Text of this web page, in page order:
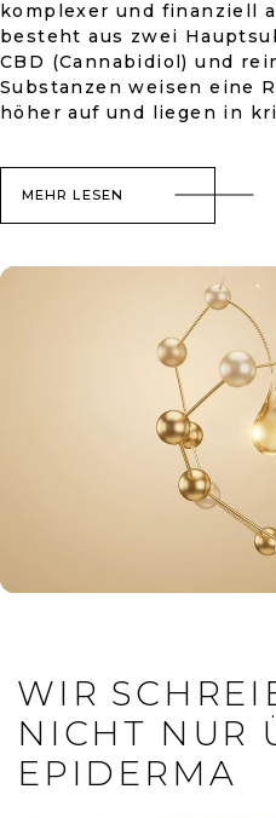
komplexer und finanziell
besteht aus zwei
CBD (Cannabidiol) und
Substanzen weisen eine
höher auf und liegen in
MEHR LESEN
WIR
NICHT NUR
EPIDERMA